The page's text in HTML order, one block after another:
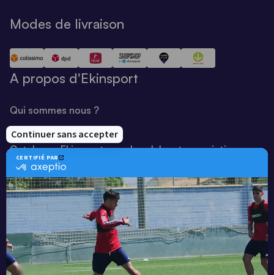
Modes de livraison
A propos d'Ekinsport
Qui sommes nous ?
Notre savoir-faire
Catalogue Ekinsport pour les clubs et associations
Catalogue running Ekinsport
Blog
Une société de :